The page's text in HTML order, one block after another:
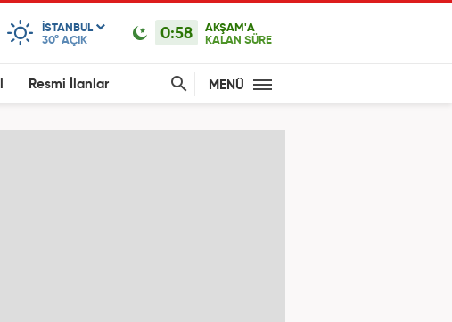
ISTANBUL
30° AÇIK 0:58
AKŞAM'A
KALAN SÜRE
Resmi İlanlar MENÜ